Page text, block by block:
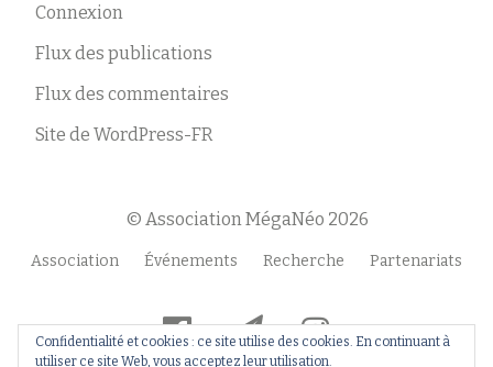
Connexion
Flux des publications
Flux des commentaires
Site de WordPress-FR
© Association MégaNéo 2026
Menu
Association Événements Recherche Partenariats
fa-
facebook-
fa-
paper-
fa-
instagram
Confidentialité et cookies : ce site utilise des cookies. En continuant à
utiliser ce site Web, vous acceptez leur utilisation.